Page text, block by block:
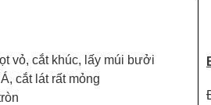
vỏ, cắt khúc, lấy múi bưởi
cắt lát rất mỏng